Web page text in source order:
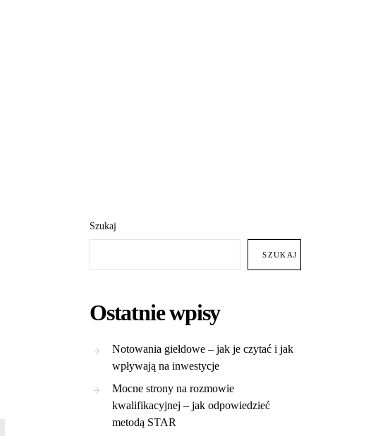
Szukaj
SZUKAJ
Ostatnie wpisy
Notowania giełdowe – jak je czytać i jak
wpływają na inwestycje
Mocne strony na rozmowie
kwalifikacyjnej – jak odpowiedzieć
metodą STAR